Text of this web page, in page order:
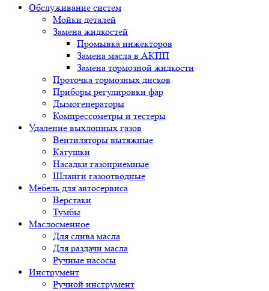
Обслуживание систем
Мойки деталей
Замена жидкостей
Промывка инжекторов
Замена масла в АКПП
Замена тормозной жидкости
Проточка тормозных дисков
Приборы регулировки фар
Дымогенераторы
Компрессометры и тестеры
Удаление выхлопных газов
Вентиляторы вытяжные
Катушки
Насадки газоприемные
Шланги газоотводные
Мебель для автосервиса
Верстаки
Тумбы
Маслосменное
Для слива масла
Для раздачи масла
Ручные насосы
Инструмент
Ручной инструмент